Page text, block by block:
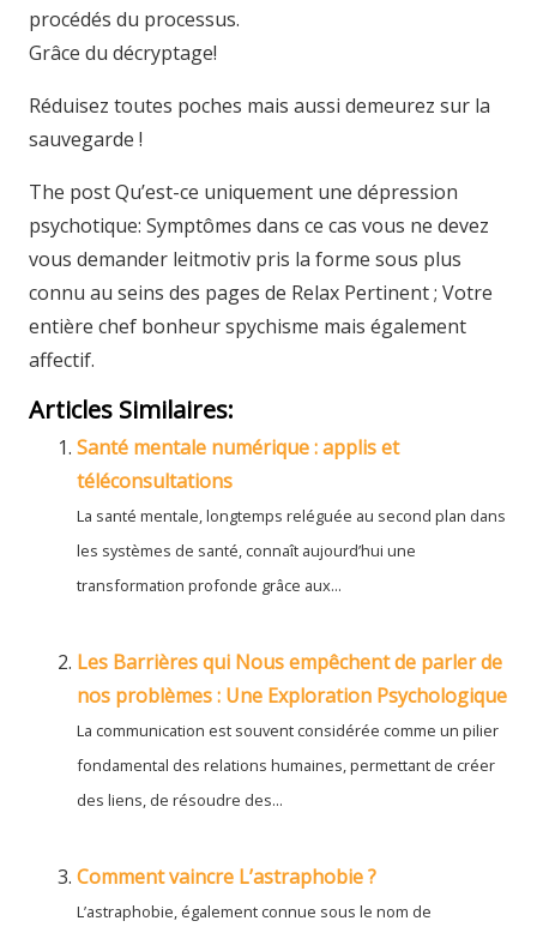
procédés du processus.
Grâce du décryptage!
Réduisez toutes poches mais aussi demeurez sur la
sauvegarde !
The post Qu’est-ce uniquement une dépression
psychotique: Symptômes dans ce cas vous ne devez
vous demander leitmotiv pris la forme sous plus
connu au seins des pages de Relax Pertinent ; Votre
entière chef bonheur spychisme mais également
affectif.
Articles Similaires:
Santé mentale numérique : applis et
téléconsultations
La santé mentale, longtemps reléguée au second plan dans
les systèmes de santé, connaît aujourd’hui une
transformation profonde grâce aux...
Les Barrières qui Nous empêchent de parler de
nos problèmes : Une Exploration Psychologique
La communication est souvent considérée comme un pilier
fondamental des relations humaines, permettant de créer
des liens, de résoudre des...
Comment vaincre L’astraphobie ?
L’astraphobie, également connue sous le nom de